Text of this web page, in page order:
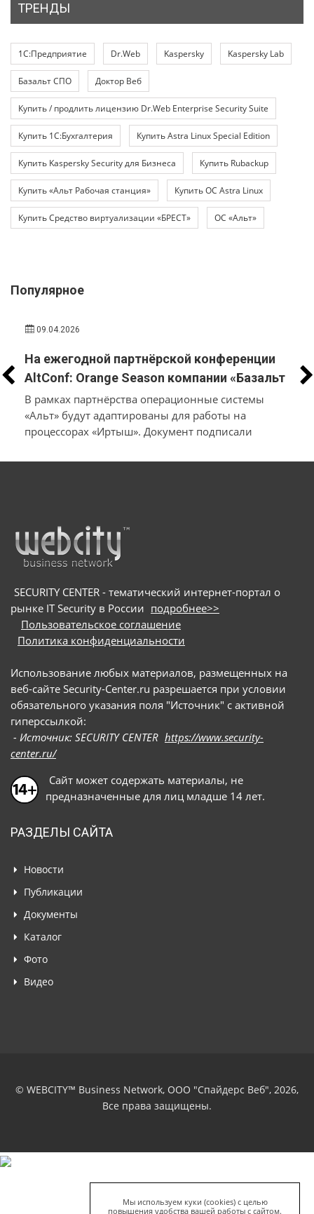
ТРЕНДЫ
1С:Предприятие Dr.Web Kaspersky Kaspersky Lab
Базальт СПО Доктор Веб
Купить / продлить лицензию Dr.Web Enterprise Security Suite
Купить 1С:Бухгалтерия Купить Astra Linux Special Edition
Купить Kaspersky Security для Бизнеса Купить Rubackup
Купить «Альт Рабочая станция» Купить ОС Astra Linux
Купить Средство виртуализации «БРЕСТ» ОС «Альт»
Популярное
09.04.2026
На ежегодной партнёрской конференции
AltConf: Orange Season компании «Базальт
СПО» и «Трамплин Электроникс» объявили
о заключении соглашения о
технологическом сотрудничестве
В рамках партнёрства операционные системы
«Альт» будут адаптированы для работы на
процессорах «Иртыш». Документ подписали
ПО на собственной платформе и разработчики
SECURITY CENTER - тематический интернет-портал о
рынке IT Security в России подробнее>>
Пользовательское соглашение
Политика конфиденциальности
Использование любых материалов, размещенных на
веб-сайте Security-Center.ru разрешается при условии
обязательного указания поля "Источник" с активной
гиперссылкой:
- Источник: SECURITY CENTER https://www.security-
center.ru/
Сайт может содержать материалы, не
предназначенные для лиц младше 14 лет.
РАЗДЕЛЫ САЙТА
Новости
Публикации
Документы
Каталог
Фото
Видео
© WEBCITY™ Business Network, ООО "Спайдерс Веб", 2026,
Все права защищены.
Мы используем куки (cookies) с целью
повышения удобства вашей работы с сайтом.